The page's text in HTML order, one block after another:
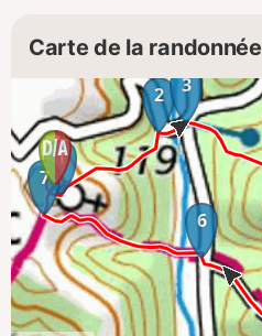
Carte de la randonnée
1
2 3
6
7